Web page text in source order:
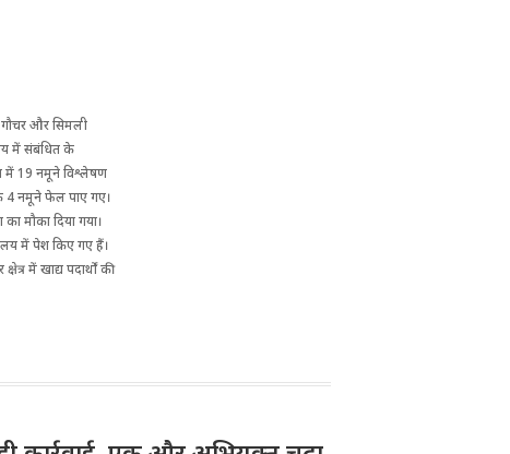
और सिमली
में संबंधित के
में 19 नमूने विश्लेषण
4 नमूने फेल पाए गए।
मौका दिया गया।
में पेश किए गए हैं।
में खाद्य पदार्थों की